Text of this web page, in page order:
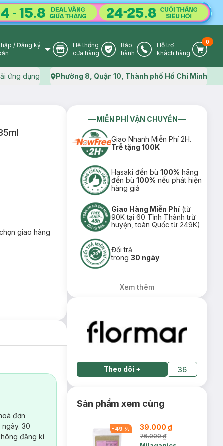
User Icon
/ Đăng ký
Store Icon
Hệ thống
cửa hàng
Warranty Icon
Bảo
hành
Phone Icon
Hỗ trợ
khách hàng
Cart
0
ứng dụng Map icon
Phường 8, Quận 10, Thành phố Hồ Chí Minh
giao hàng
đơn
30
đăng kí
MIỄN PHÍ VẬN CHUYỂN
Giao Nhanh Miễn Phí 2H.
Trễ tặng 100K
Hasaki đền bù100% hãng
đền bù100% nếu phát hiện
hàng giả
Giao Hàng Miễn Phí (từ
90K tại 60 Tỉnh Thành trừ
huyện, toàn Quốc từ 249K)
Đổi trả
trong30 ngày
Xem thêm
Theo dõi + 36
Sản phẩm xem cùng
-49 % 39.000 ₫
76.000 ₫